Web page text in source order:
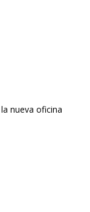
nueva oficina